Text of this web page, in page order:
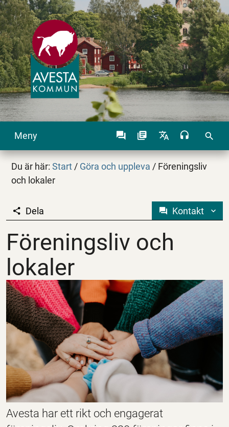
Meny search
Du är här:Start / Göra och uppleva / Föreningsliv
och lokaler
Föreningsliv och
Dela Kontakt
Föreningsliv och
lokaler
Avesta har ett rikt och engagerat